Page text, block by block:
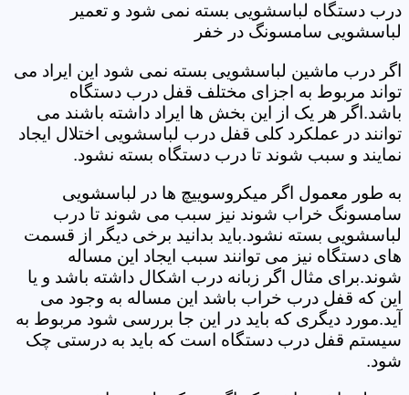
درب دستگاه لباسشویی بسته نمی شود و تعمیر
لباسشویی سامسونگ در خفر
اگر درب ماشین لباسشویی بسته نمی شود این ایراد می
تواند مربوط به اجزای مختلف قفل درب دستگاه
باشد.اگر هر یک از این بخش ها ایراد داشته باشند می
توانند در عملکرد کلی قفل درب لباسشویی اختلال ایجاد
نمایند و سبب شوند تا درب دستگاه بسته نشود.
به طور معمول اگر میکروسوییچ ها در لباسشویی
سامسونگ خراب شوند نیز سبب می شوند تا درب
لباسشویی بسته نشود.باید بدانید برخی دیگر از قسمت
های دستگاه نیز می توانند سبب ایجاد این مساله
شوند.برای مثال اگر زبانه درب اشکال داشته باشد و یا
این که قفل درب خراب باشد این مساله به وجود می
آید.مورد دیگری که باید در این جا بررسی شود مربوط به
سیستم قفل درب دستگاه است که باید به درستی چک
شود.